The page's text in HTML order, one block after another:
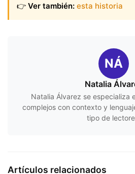
👉 Ver también: esta historia
NÁ
Natalia
Natalia Álvarez se especializa
complejos con contexto y
tipo de
Artículos relacionados